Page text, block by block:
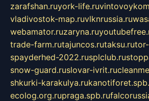
zarafshan.ruyork-life.ru
vladivostok-map.ruvlknrussia.ru
webamator.ruzaryna.ru
trade-farm.rutajuncos.rutaksu.ru
spayderhed-2022.rusplclub.ru
snow-guard.ruslovar-ivrit.ru
shkurki-karakulya.ru
ecolog.org.rupraga.spb.ru